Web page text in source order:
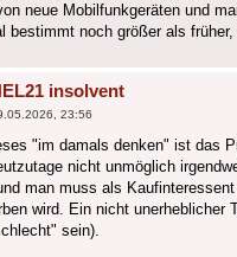
neue Mobilfunkgeräten und
bestimmt noch größer als
insolvent
23:56
"im damals denken" ist das
nicht unmöglich
man muss als
wird. Ein nicht
sein).